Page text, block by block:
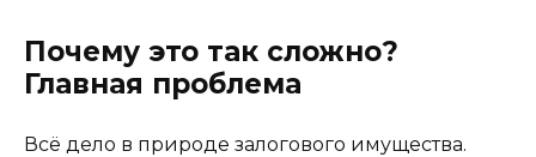
Почему это так сложно?
Главная проблема
Всё дело в природе залогового имущества.